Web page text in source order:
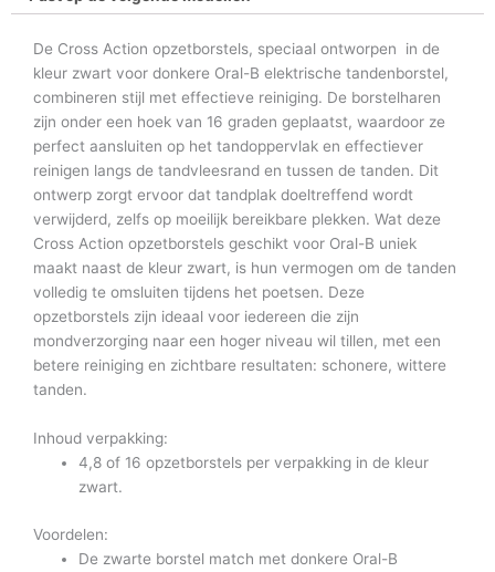
De Cross Action opzetborstels, speciaal ontworpen in de
kleur zwart voor donkere Oral-B elektrische tandenborstel,
combineren stijl met effectieve reiniging. De borstelharen
zijn onder een hoek van 16 graden geplaatst, waardoor ze
perfect aansluiten op het tandoppervlak en effectiever
reinigen langs de tandvleesrand en tussen de tanden. Dit
ontwerp zorgt ervoor dat tandplak doeltreffend wordt
verwijderd, zelfs op moeilijk bereikbare plekken. Wat deze
Cross Action opzetborstels geschikt voor Oral-B uniek
maakt naast de kleur zwart, is hun vermogen om de tanden
volledig te omsluiten tijdens het poetsen. Deze
opzetborstels zijn ideaal voor iedereen die zijn
mondverzorging naar een hoger niveau wil tillen, met een
betere reiniging en zichtbare resultaten: schonere, wittere
tanden.
Inhoud verpakking:
4,8 of 16 opzetborstels per verpakking in de kleur
zwart.
Voordelen:
De zwarte borstel match met donkere Oral-B